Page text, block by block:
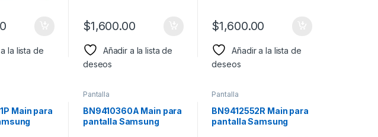
la lista de
$1,600.00
Añadir a la lista de
deseos
$1,600.00
Añadir a la lista de
deseos
Main para
Pantalla
BN9410360A Main para
pantalla Samsung
Pantalla
BN9412552R Main para
pantalla Samsung